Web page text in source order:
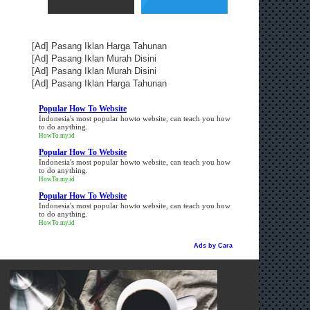
[Ad] Pasang Iklan Harga Tahunan
[Ad] Pasang Iklan Murah Disini
[Ad] Pasang Iklan Murah Disini
[Ad] Pasang Iklan Harga Tahunan
Popular How To Website
Indonesia's most popular howto website, can teach you how
to do anything.
HowTo.my.id
Popular How To Website
Indonesia's most popular howto website, can teach you how
to do anything.
HowTo.my.id
Popular How To Website
Indonesia's most popular howto website, can teach you how
to do anything.
HowTo.my.id
Ads by Cara